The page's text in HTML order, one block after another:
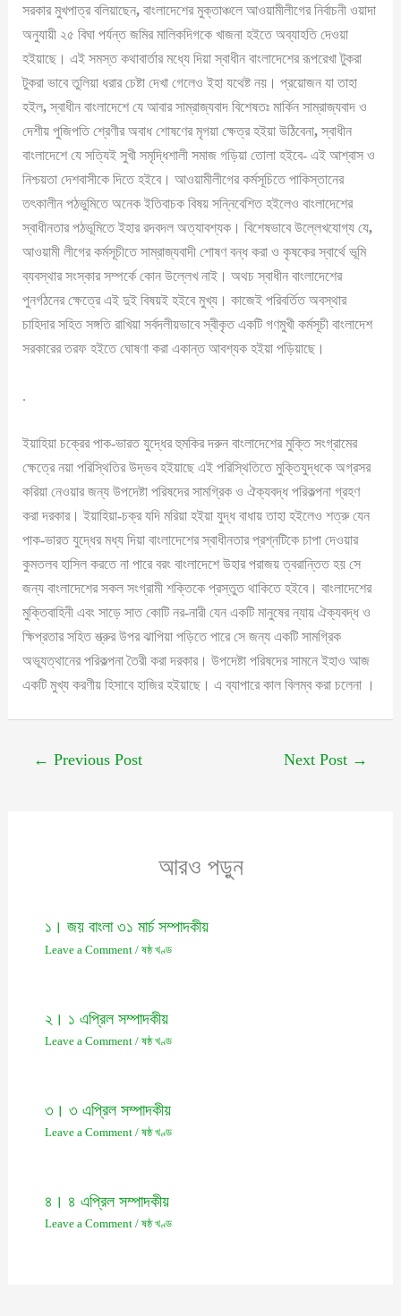
সরকার মুখপাত্র বলিয়াছেন,বাংলাদেশের মুক্তাঞ্চলে আওয়ামীলীগের নির্বাচনী ওয়াদা
অনুযায়ী ২৫ বিঘা পর্যন্ত জমির মালিকদিগকে খাজনা হইতে অব্যাহতি দেওয়া
হইয়াছে। এই সমস্ত কথাবার্তার মধ্যে দিয়া স্বাধীন বাংলাদেশের রূপরেখা টুকরা
টুকরা ভাবে তুলিয়া ধরার চেষ্টা দেখা গেলেও ইহা যথেষ্ট নয়। প্রয়োজন যা তাহা
হইল,স্বাধীন বাংলাদেশে যে আবার সাম্রাজ্যবাদ বিশেষতঃ মার্কিন সাম্রাজ্যবাদ ও
দেশীয় পুজিপতি শ্রেণীর অবাধ শোষণের মৃগয়া ক্ষেত্র হইয়া উঠিবেনা,স্বাধীন
বাংলাদেশে যে সত্যিই সুখী সমৃদ্ধিশালী সমাজ গড়িয়া তোলা হইবে- এই আশ্বাস ও
নিশ্চয়তা দেশবাসীকে দিতে হইবে। আওয়ামীলীগের কর্মসূচিতে পাকিস্তানের
তৎকালীন পঠভুমিতে অনেক ইতিবাচক বিষয় সন্নিবেশিত হইলেও বাংলাদেশের
স্বাধীনতার পঠভূমিতে ইহার রদবদল অত্যাবশ্যক। বিশেষভাবে উল্লেখযোগ্য যে,
আওয়ামী লীগের কর্মসূচীতে সাম্রাজ্যবাদী শোষণ বন্ধ করা ও কৃষকের স্বার্থে ভূমি
ব্যবস্থার সংস্কার সম্পর্কে কোন উল্লেখ নাই। অথচ স্বাধীন বাংলাদেশের
পুনর্গঠনের ক্ষেত্রে এই দুই বিষয়ই হইবে মুখ্য। কাজেই পরিবর্তিত অবস্থার
চাহিদার সহিত সঙ্গতি রাখিয়া সর্বদলীয়ভাবে স্বীকৃত একটি গণমুখী কর্মসূচী বাংলাদেশ
সরকারের তরফ হইতে ঘোষণা করা একান্ত আবশ্যক হইয়া পড়িয়াছে।
.
ইয়াহিয়া চক্রের পাক-ভারত যুদ্ধের হুমকির দরুন বাংলাদেশের মুক্তি সংগ্রামের
ক্ষেত্রে নয়া পরিস্থিতির উদ্ভব হইয়াছে এই পরিস্থিতিতে মুক্তিযুদ্ধকে অগ্রসর
করিয়া নেওয়ার জন্য উপদেষ্টা পরিষদের সামগ্রিক ও ঐক্যবদ্ধ পরিকল্পনা গ্রহণ
করা দরকার। ইয়াহিয়া-চক্র যদি মরিয়া হইয়া যুদ্ধ বাধায় তাহা হইলেও শত্রু যেন
পাক-ভারত যুদ্ধের মধ্য দিয়া বাংলাদেশের স্বাধীনতার প্রশ্নটিকে চাপা দেওয়ার
কুমতলব হাসিল করতে না পারে বরং বাংলাদেশে উহার পরাজয় ত্বরান্তিত হয় সে
জন্য বাংলাদেশের সকল সংগ্রামী শক্তিকে প্রস্তুত থাকিতে হইবে। বাংলাদেশের
মুক্তিবাহিনী এবং সাড়ে সাত কোটি নর-নারী যেন একটি মানুষের ন্যায় ঐক্যবদ্ধ ও
ক্ষিপ্রতার সহিত শ্ত্রুর উপর ঝাপিয়া পড়িতে পারে সে জন্য একটি সামগ্রিক
অভ্যূত্থানের পরিকল্পনা তৈরী করা দরকার। উপদেষ্টা পরিষদের সামনে ইহাও আজ
একটি মুখ্য করণীয় হিসাবে হাজির হইয়াছে। এ ব্যাপারে কাল বিলম্ব করা চলেনা ।
← Previous Post Next Post →
আরও পড়ুন
১। জয় বাংলা ৩১ মার্চ সম্পাদকীয়
Leave a Comment / ষষ্ঠ খণ্ড
২। ১ এপ্রিল সম্পাদকীয়
Leave a Comment / ষষ্ঠ খণ্ড
৩। ৩ এপ্রিল সম্পাদকীয়
Leave a Comment / ষষ্ঠ খণ্ড
৪। ৪ এপ্রিল সম্পাদকীয়
Leave a Comment / ষষ্ঠ খণ্ড